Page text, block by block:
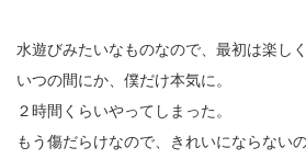
水遊びみたいなものなので、最初は楽し
いつの間にか、僕だけ本気に。
２時間くらいやってしまった。
もう傷だらけなので、きれいにならない